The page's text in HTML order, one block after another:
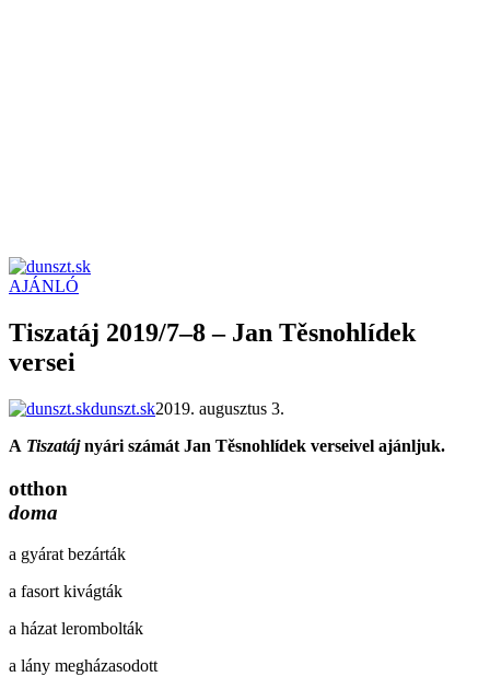
AJÁNLÓ
Tiszatáj 2019/7–8 – Jan Těsnohlídek
versei
dunszt.sk2019. augusztus 3.
A Tiszatájnyári számát Jan Těsnohlídek verseivel ajánljuk.
otthon
doma
a gyárat bezárták
a fasort kivágták
a házat lerombolták
a lány megházasodott